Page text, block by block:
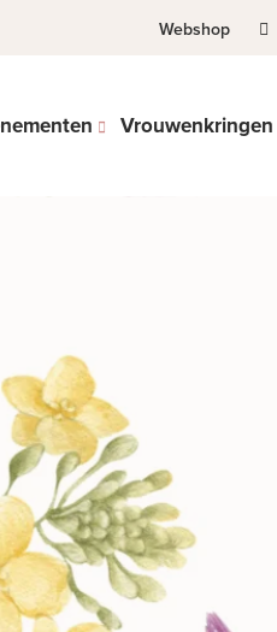
Webshop
Vrouwenkringen